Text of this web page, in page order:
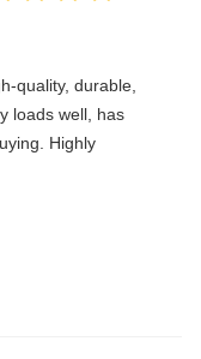
quality, durable,
loads well, has
Highly